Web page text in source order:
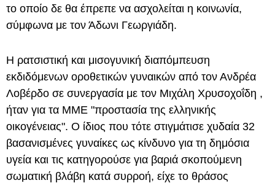
το οποίο δε θα έπρεπε να ασχολείται η κοινωνία,
σύμφωνα με τον Άδωνι Γεωργιάδη.
Η ρατσιστική και μισογυνική διαπόμπευση
εκδιδόμενων οροθετικών γυναικών από τον Ανδρέα
Λοβέρδο σε συνεργασία με τον Μιχάλη Χρυσοχοΐδη ,
ήταν για τα ΜΜΕ "προστασία της ελληνικής
οικογένειας". Ο ίδιος που τότε στιγμάτισε χυδαία 32
βασανισμένες γυναίκες ως κίνδυνο για τη δημόσια
υγεία και τις κατηγορούσε για βαριά σκοπούμενη
σωματική βλάβη κατά συρροή, είχε το θράσος